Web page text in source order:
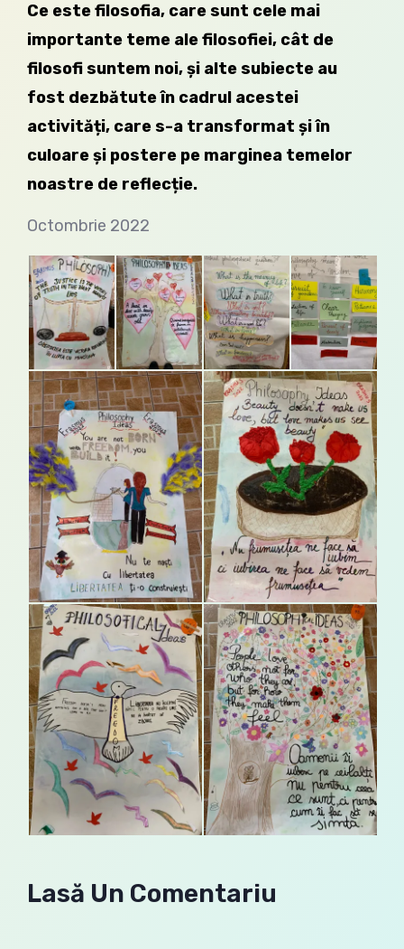
Ce este filosofia, care sunt cele mai
importante teme ale filosofiei, cât de
filosofi suntem noi, și alte subiecte au
fost dezbătute în cadrul acestei
activități, care s-a transformat și în
culoare și postere pe marginea temelor
noastre de reflecție.
Octombrie 2022
Lasă Un Comentariu